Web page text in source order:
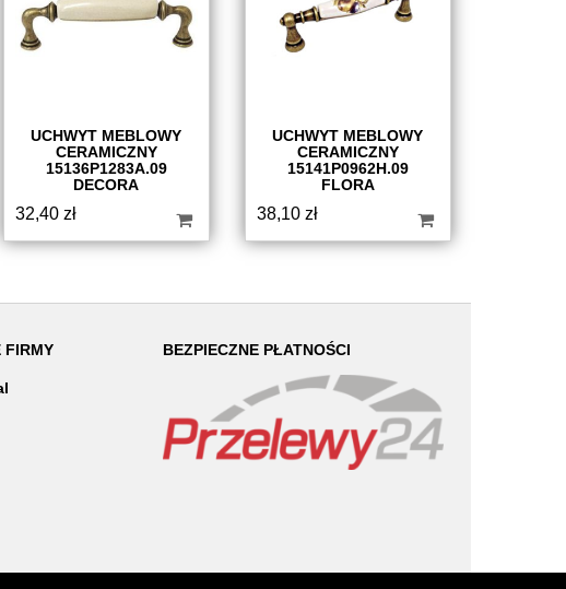
UCHWYT MEBLOWY
CERAMICZNY
15136P1283A.09
DECORA
32,40 zł
UCHWYT MEBLOWY
CERAMICZNY
15141P0962H.09
FLORA
38,10 zł
FIRMY BEZPIECZNE PŁATNOŚCI